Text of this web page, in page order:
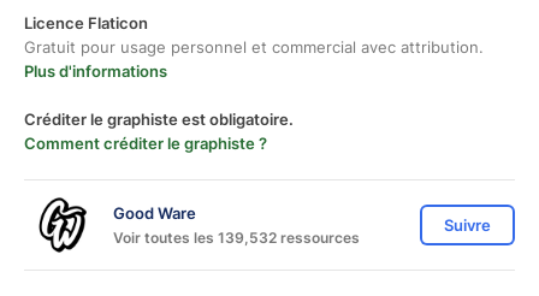
Licence Flaticon
Gratuit pour usage personnel et commercial avec attribution.
Plus d'informations
Créditer le graphiste est obligatoire.
Comment créditer le graphiste ?
Good Ware
Voir toutes les 139,532 ressources
Suivre